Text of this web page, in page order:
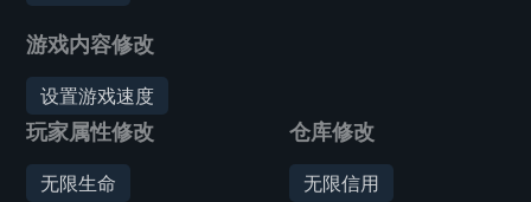
游戏内容修改
设置游戏速度
玩家属性修改
无限生命
仓库修改
无限信用